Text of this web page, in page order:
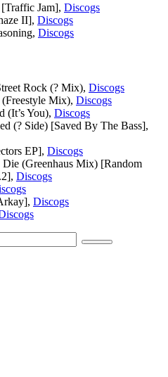
Jam], Discogs
II], Discogs
Discogs
Rock (? Mix), Discogs
Mix), Discogs
(It’s You), Discogs
(? Side) [Saved By The Bass],
EP], Discogs
(Greenhaus Mix) [Random
Discogs
Discogs